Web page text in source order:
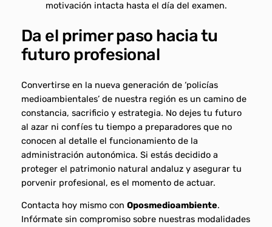
motivación intacta hasta el día del examen.
Da el primer paso hacia tu
futuro profesional
Convertirse en la nueva generación de ‘policías
medioambientales’ de nuestra región es un camino de
constancia, sacrificio y estrategia. No dejes tu futuro
al azar ni confíes tu tiempo a preparadores que no
conocen al detalle el funcionamiento de la
administración autonómica. Si estás decidido a
proteger el patrimonio natural andaluz y asegurar tu
porvenir profesional, es el momento de actuar.
Contacta hoy mismo con Oposmedioambiente.
Infórmate sin compromiso sobre nuestras modalidades